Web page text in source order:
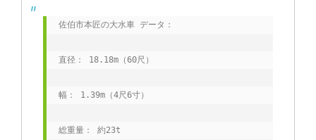
佐伯市本匠の大水車 データ：
直径： 18.18m（60尺）
幅： 1.39m（4尺6寸）
総重量： 約23t